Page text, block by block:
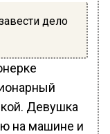
дело
Девушка
на машине и